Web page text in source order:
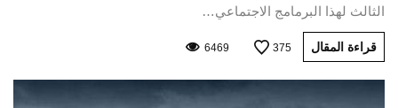
الثالث لهذا البرمامج الاجتماعي…
قراءة المقال 375
6469